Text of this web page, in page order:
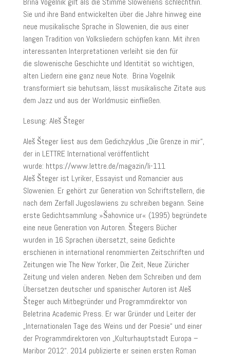
Sie und ihre Band entwickelten über die Jahre hinweg eine
neue musikalische Sprache in Slowenien, die aus einer
langen Tradition von Volksliedern schöpfen kann. Mit ihren
interessanten Interpretationen verleiht sie den für
die slowenische Geschichte und Identität so wichtigen,
alten Liedern eine ganz neue Note. Brina Vogelnik
transformiert sie behutsam, lässt musikalische Zitate aus
dem Jazz und aus der Worldmusic einfließen.
Lesung: Aleš Šteger
Aleš Šteger liest aus dem Gedichzyklus „Die Grenze in mir“,
der in LETTRE International veröffentlicht
wurde: https://www.lettre.de/magazin/li-111
Aleš Šteger ist Lyriker, Essayist und Romancier aus
Slowenien. Er gehört zur Generation von Schriftstellern, die
nach dem Zerfall Jugoslawiens zu schreiben begann. Seine
erste Gedichtsammlung »Šahovnice ur« (1995) begründete
eine neue Generation von Autoren. Štegers Bücher
wurden in 16 Sprachen übersetzt, seine Gedichte
erschienen in international renommierten Zeitschriften und
Zeitungen wie The New Yorker, Die Zeit, Neue Züricher
Zeitung und vielen anderen. Neben dem Schreiben und dem
Übersetzen deutscher und spanischer Autoren ist Aleš
Šteger auch Mitbegründer und Programmdirektor von
Beletrina Academic Press. Er war Gründer und Leiter der
„Internationalen Tage des Weins und der Poesie“ und einer
der Programmdirektoren von „Kulturhauptstadt Europa –
Maribor 2012“. 2014 publizierte er seinen ersten Roman